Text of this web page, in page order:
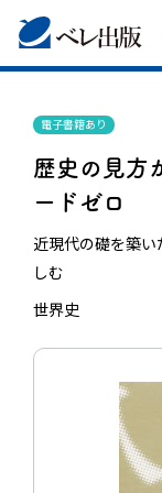
電子書籍あり
歴史の見方
ードゼロ
近現代の礎を築
しむ
世界史